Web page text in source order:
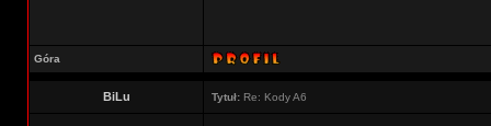
Góra
BiLu Tytuł: Re: Kody A6